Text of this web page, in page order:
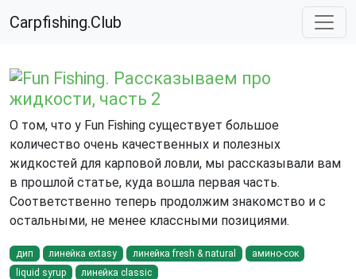
Carpfishing.Club
Fun Fishing. Рассказываем про
жидкости, часть 2
О том, что у Fun Fishing существует большое
количество очень качественных и полезных
жидкостей для карповой ловли, мы рассказывали вам
в прошлой статье, куда вошла первая часть.
Соответственно теперь продолжим знакомство и с
остальными, не менее классными позициями.
дип линейка extasy линейка fresh & natural
амино-сок
liquid syrup
линейка classic